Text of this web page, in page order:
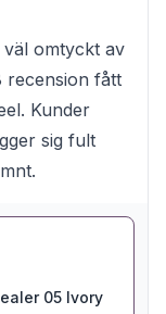
väl omtyckt av
recension fått
Kunder
sig fult
05 Ivory